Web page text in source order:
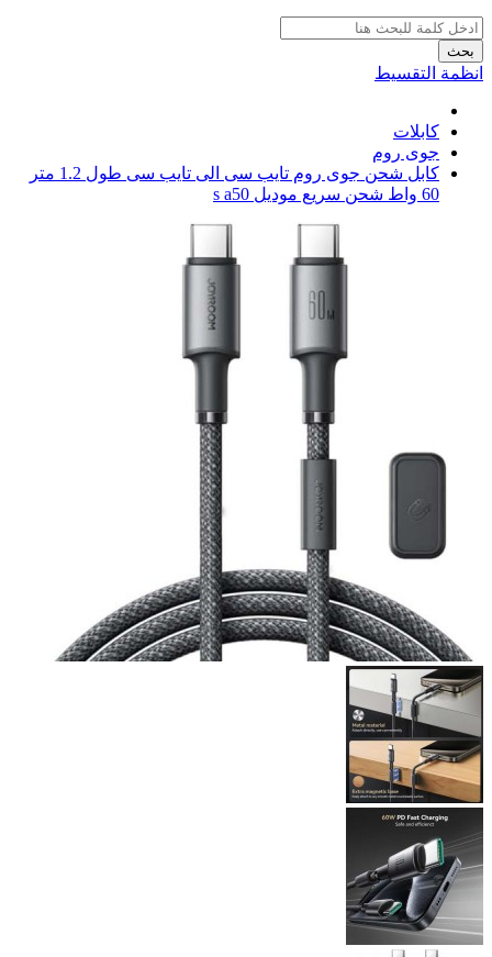
بحث
انظمة التقسيط
كابلات
جوى روم
كابل شحن جوى روم تايب سى الى تايب سى طول 1.2 متر
60 واط شحن سريع موديل s a50